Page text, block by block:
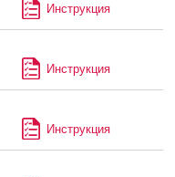
Инструкция
Инструкция
Инструкция